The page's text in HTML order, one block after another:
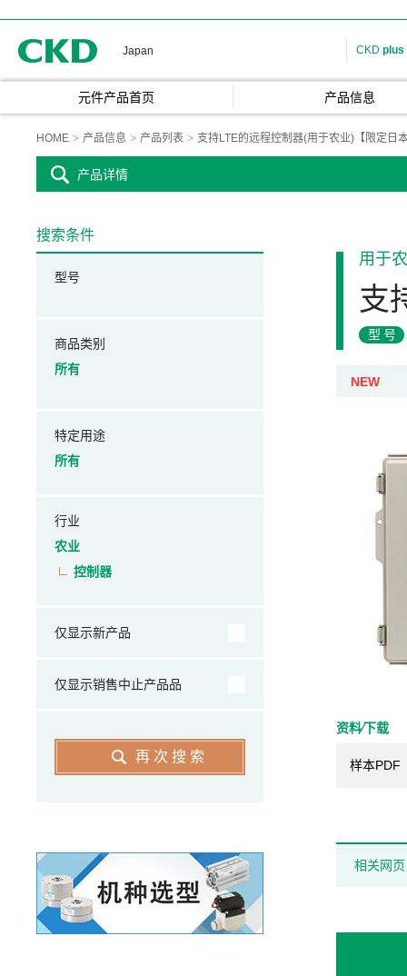
Japan CKD plus
元件产品首页 产品信息
HOME 产品信息 产品列表 支持LTE的远程控制器(用于农业)【限定日
产品详情
用于
支
型号
NEW
资料⁄下载
样本PDF
相关网页
搜索条件
型号
商品类别
所有
特定用途
所有
行业
农业
控制器
仅显示新产品
仅显示销售中止产品品
再次搜索